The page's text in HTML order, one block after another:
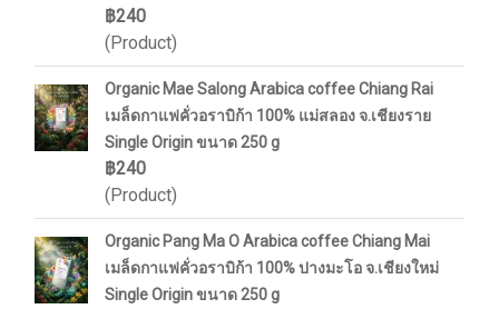
฿240
(Product)
Organic Mae Salong Arabica coffee Chiang Rai
เมล็ดกาแฟคั่วอราบิก้า 100% แม่สลอง จ.เชียงราย
Single Origin ขนาด 250 g
฿240
(Product)
Organic Pang Ma O Arabica coffee Chiang Mai
เมล็ดกาแฟคั่วอราบิก้า 100% ปางมะโอ จ.เชียงใหม่
Single Origin ขนาด 250 g